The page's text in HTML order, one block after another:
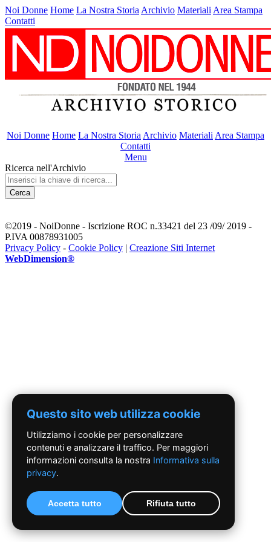
Noi Donne Home La Nostra Storia Archivio Materiali Area Stampa
Contatti
Noi Donne Home La Nostra Storia Archivio Materiali Area Stampa
Contatti
Menu
Ricerca nell'Archivio
Cerca
©2019 - NoiDonne - Iscrizione ROC n.33421 del 23 /09/ 2019 -
P.IVA 00878931005
Privacy Policy - Cookie Policy | Creazione Siti Internet
WebDimension®
Questo sito web utilizza cookie
Utilizziamo i cookie per personalizzare
contenuti e analizzare il traffico. Per maggiori
informazioni consulta la nostra Informativa sulla
privacy.
Accetta tutto Rifiuta tutto